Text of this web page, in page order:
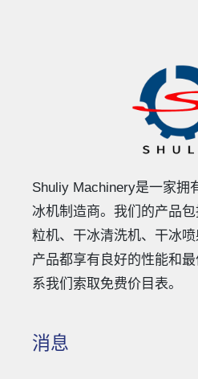
Shuliy Machinery是一家拥
冰机制造商。我们的产品
粒机、干冰清洗机、干冰
产品都享有良好的性能和
系我们索取免费价目表。
消息